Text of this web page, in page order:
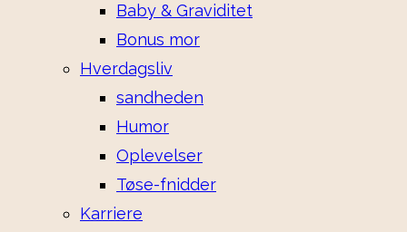
Baby & Graviditet
Bonus mor
Hverdagsliv
sandheden
Humor
Oplevelser
Tøse-fnidder
Karriere